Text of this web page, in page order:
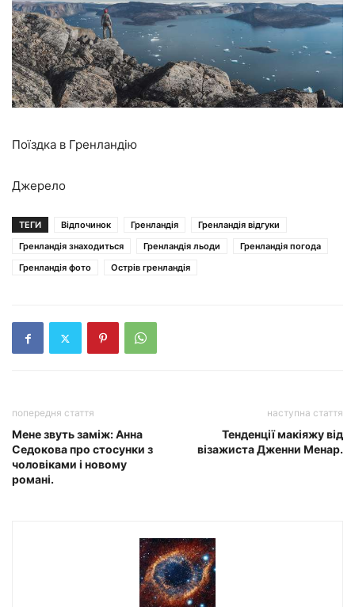
Поїздка в Гренландію
Джерело
ТЕГИ Відпочинок Гренландія
Гренландія відгуки
Гренландія знаходиться
Гренландія льоди
Гренландія погода
Гренландія фото
Острів гренландія
попередня стаття
Мене звуть заміж: Анна
Седокова про стосунки з
чоловіками і новому
романі.
наступна стаття
Тенденції макіяжу від
візажиста Дженни Менар.